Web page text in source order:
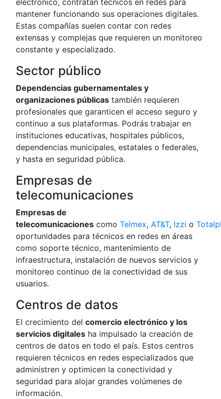
electrónico, contratan técnicos en redes para
mantener funcionando sus operaciones digitales.
Estas compañías suelen contar con redes
extensas y complejas que requieren un monitoreo
constante y especializado.
Sector público
Dependencias gubernamentales y
organizaciones públicas también requieren
profesionales que garanticen el acceso seguro y
continuo a sus plataformas. Podrás trabajar en
instituciones educativas, hospitales públicos,
dependencias municipales, estatales o federales,
y hasta en seguridad pública.
Empresas de
telecomunicaciones
Empresas de
telecomunicaciones comoTelmex,AT&T, Izzi o
oportunidades para técnicos en redes en áreas
como soporte técnico, mantenimiento de
infraestructura, instalación de nuevos servicios y
monitoreo continuo de la conectividad de sus
usuarios.
Centros de datos
El crecimiento delcomercio electrónico y los
servicios digitales ha impulsado la creación de
centros de datos en todo el país. Estos centros
requieren técnicos en redes especializados que
administren y optimicen la conectividad y
seguridad para alojar grandes volúmenes de
información.